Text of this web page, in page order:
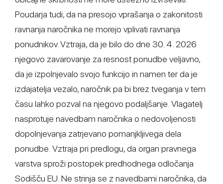
Poudarja tudi, da na presojo vprašanja o zakonitosti
ravnanja naročnika ne morejo vplivati ravnanja
ponudnikov. Vztraja, da je bilo do dne 30. 4. 2026
njegovo zavarovanje za resnost ponudbe veljavno,
da je izpolnjevalo svojo funkcijo in namen ter da je
izdajatelja vezalo, naročnik pa bi brez tveganja v tem
času lahko pozval na njegovo podaljšanje. Vlagatelj
nasprotuje navedbam naročnika o nedovoljenosti
dopolnjevanja zatrjevano pomanjkljivega dela
ponudbe. Vztraja pri predlogu, da organ pravnega
varstva sproži postopek predhodnega odločanja
Sodišču EU. Ne strinja se z navedbami naročnika, da